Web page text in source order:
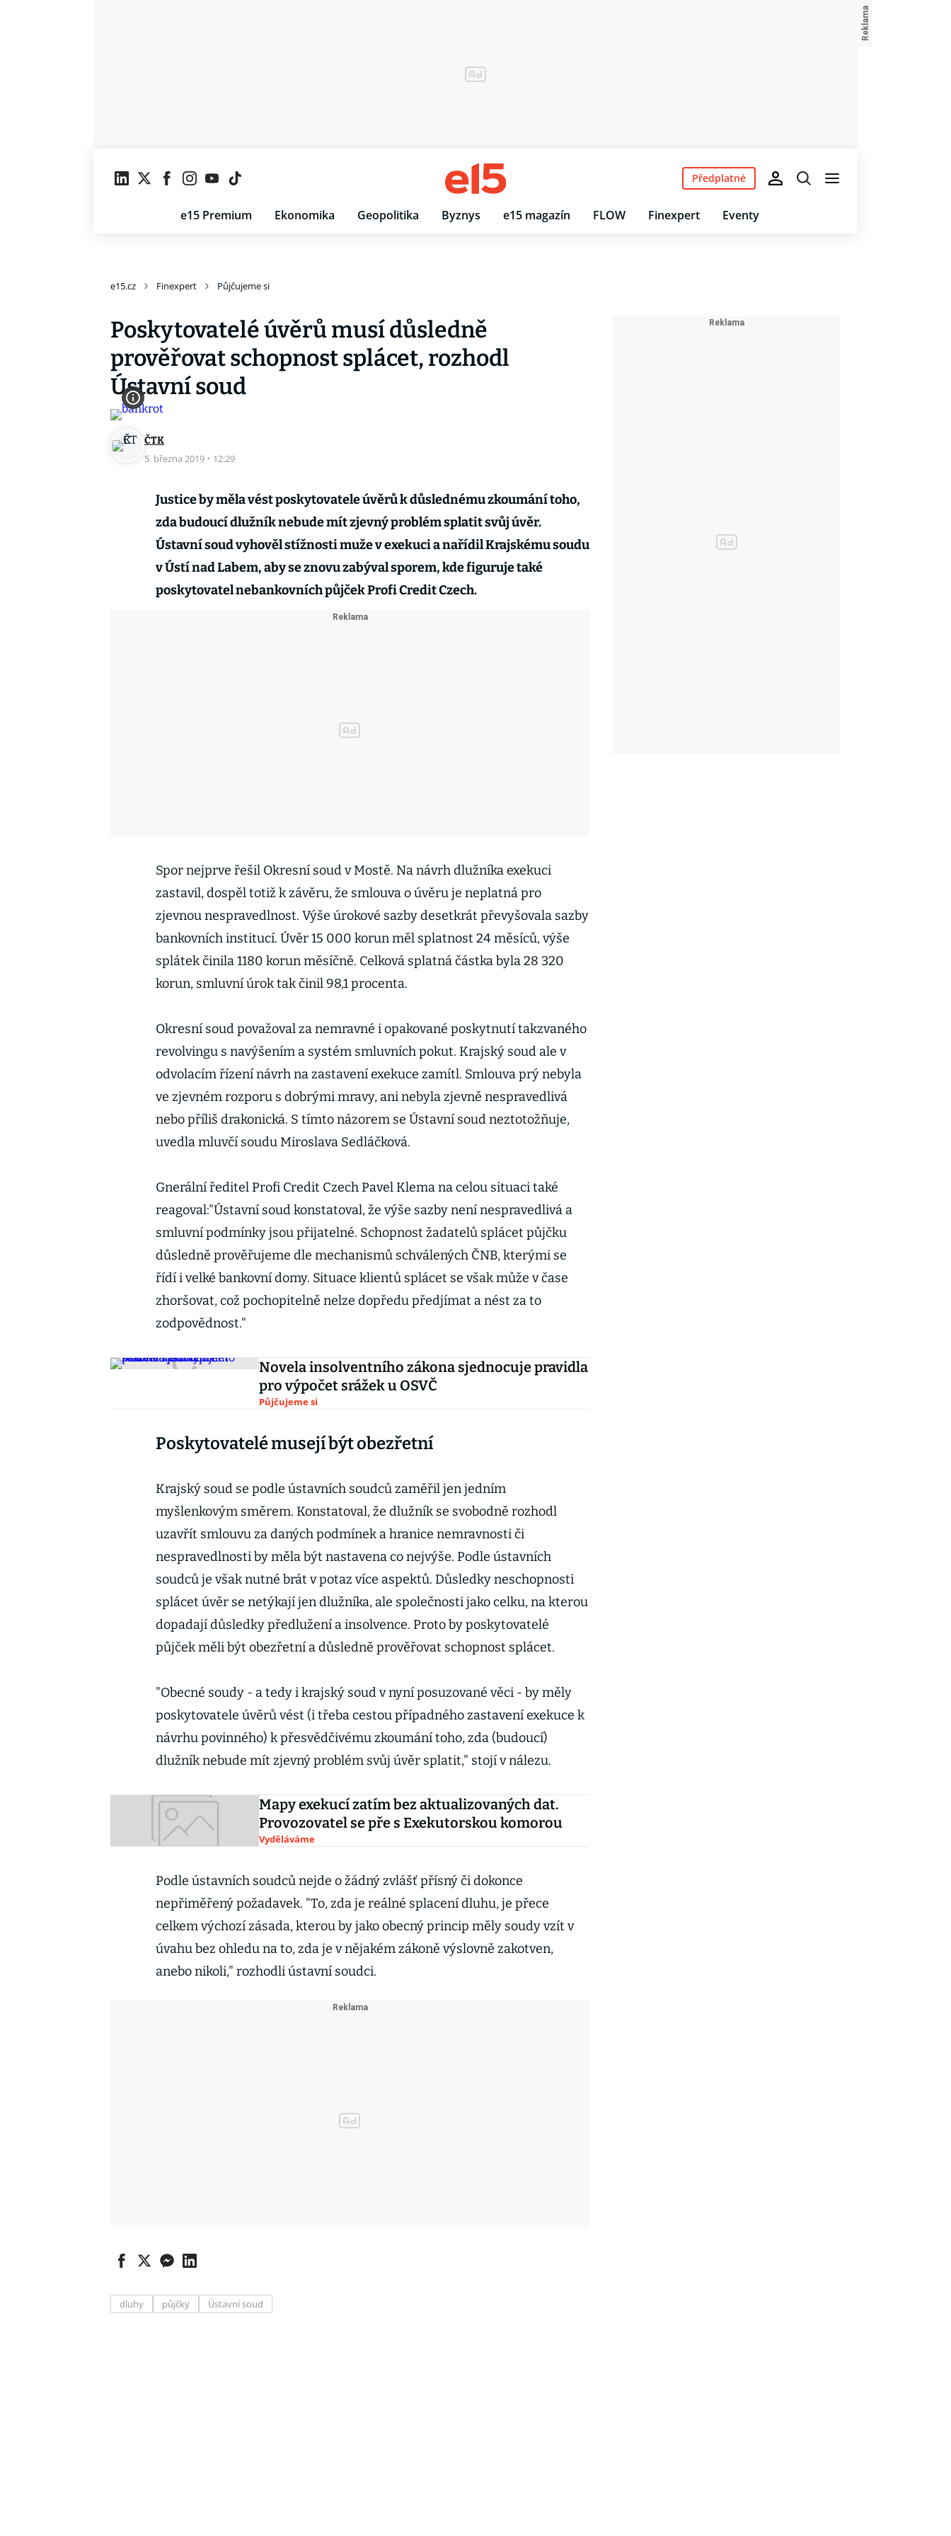
e15 Premium Ekonomika Geopolitika Byznys e15 magazín FLOW Finexpert Eventy
Předplatné
e15.cz Finexpert Půjčujeme si
Poskytovatelé úvěrů musí důsledně
prověřovat schopnost splácet, rozhodl
Ústavní soud
ČTK
5. března 2019 · 12:29
Justice by měla vést poskytovatele úvěrů k důslednému zkoumání toho,
zda budoucí dlužník nebude mít zjevný problém splatit svůj úvěr.
Ústavní soud vyhověl stížnosti muže v exekuci a nařídil Krajskému soudu
v Ústí nad Labem, aby se znovu zabýval sporem, kde figuruje také
poskytovatel nebankovních půjček Profi Credit Czech.
Spor nejprve řešil Okresní soud v Mostě. Na návrh dlužníka exekuci
zastavil, dospěl totiž k závěru, že smlouva o úvěru je neplatná pro
zjevnou nespravedlnost. Výše úrokové sazby desetkrát převyšovala sazby
bankovních institucí. Úvěr 15 000 korun měl splatnost 24 měsíců, výše
splátek činila 1180 korun měsíčně. Celková splatná částka byla 28 320
korun, smluvní úrok tak činil 98,1 procenta.
Okresní soud považoval za nemravné i opakované poskytnutí takzvaného
revolvingu s navýšením a systém smluvních pokut. Krajský soud ale v
odvolacím řízení návrh na zastavení exekuce zamítl. Smlouva prý nebyla
ve zjevném rozporu s dobrými mravy, ani nebyla zjevně nespravedlivá
nebo příliš drakonická. S tímto názorem se Ústavní soud neztotožňuje,
uvedla mluvčí soudu Miroslava Sedláčková.
Gnerální ředitel Profi Credit Czech Pavel Klema na celou situaci také
reagoval:"Ústavní soud konstatoval, že výše sazby není nespravedlivá a
smluvní podmínky jsou přijatelné. Schopnost žadatelů splácet půjčku
důsledně prověřujeme dle mechanismů schválených ČNB, kterými se
řídí i velké bankovní domy. Situace klientů splácet se však může v čase
zhoršovat, což pochopitelně nelze dopředu předjímat a nést za to
zodpovědnost."
Novela insolventního zákona sjednocuje pravidla
pro výpočet srážek u OSVČ
Půjčujeme si
Poskytovatelé musejí být obezřetní
Krajský soud se podle ústavních soudců zaměřil jen jedním
myšlenkovým směrem. Konstatoval, že dlužník se svobodně rozhodl
uzavřít smlouvu za daných podmínek a hranice nemravnosti či
nespravedlnosti by měla být nastavena co nejvýše. Podle ústavních
soudců je však nutné brát v potaz více aspektů. Důsledky neschopnosti
splácet úvěr se netýkají jen dlužníka, ale společnosti jako celku, na kterou
dopadají důsledky předlužení a insolvence. Proto by poskytovatelé
půjček měli být obezřetní a důsledně prověřovat schopnost splácet.
"Obecné soudy - a tedy i krajský soud v nyní posuzované věci - by měly
poskytovatele úvěrů vést (i třeba cestou případného zastavení exekuce k
návrhu povinného) k přesvědčivému zkoumání toho, zda (budoucí)
dlužník nebude mít zjevný problém svůj úvěr splatit," stojí v nálezu.
Mapy exekucí zatím bez aktualizovaných dat.
Provozovatel se pře s Exekutorskou komorou
Vyděláváme
Podle ústavních soudců nejde o žádný zvlášť přísný či dokonce
nepřiměřený požadavek. "To, zda je reálné splacení dluhu, je přece
celkem výchozí zásada, kterou by jako obecný princip měly soudy vzít v
úvahu bez ohledu na to, zda je v nějakém zákoně výslovně zakotven,
anebo nikoli," rozhodli ústavní soudci.
dluhy půjčky Ústavní soud